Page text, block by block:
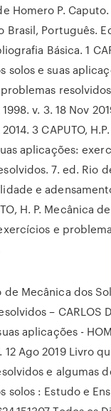
Homero P.
Brasil, Português.
Básica. 1
solos e suas
v. 3. 18 Nov
3 CAPUTO,
aplicações:
7. ed. Rio
e
H. P. Mecânica
e
de Mecânica dos
– CARLOS
aplicações -
12 Ago 2019 Livro
e algumas
solos : Estudo e